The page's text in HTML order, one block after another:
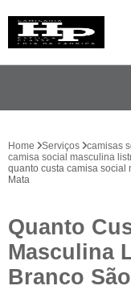
Home Serviços
camisas
camisa social masculina
quanto custa camisa social
Mata
Quanto
Masculina
Branco